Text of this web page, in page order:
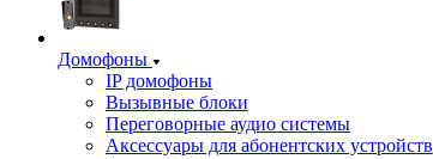
Домофоны
IP домофоны
Вызывные блоки
Переговорные аудио системы
Аксессуары для абонентских устройств